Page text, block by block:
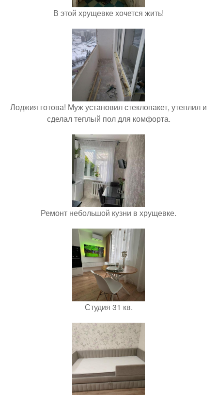
В этой хрущевке хочется жить!
Лоджия готова! Муж установил стеклопакет, утеплил и
сделал теплый пол для комфорта.
Ремонт небольшой кузни в хрущевке.
Студия 31 кв.